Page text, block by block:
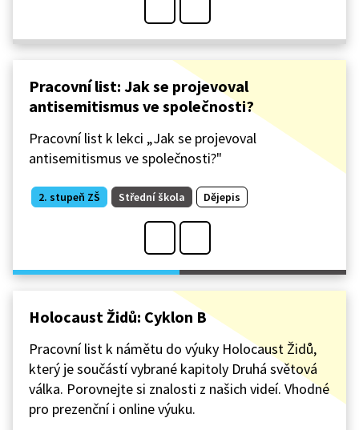
Pracovní list: Jak se projevoval
antisemitismus ve společnosti?
Pracovní list k lekci „Jak se projevoval
antisemitismus ve společnosti?"
2. stupeň ZŠ Střední škola Dějepis
Holocaust Židů: Cyklon B
Pracovní list k námětu do výuky Holocaust Židů,
který je součástí vybrané kapitoly Druhá světová
válka. Porovnejte si znalosti z našich videí. Vhodné
pro prezenční i online výuku.